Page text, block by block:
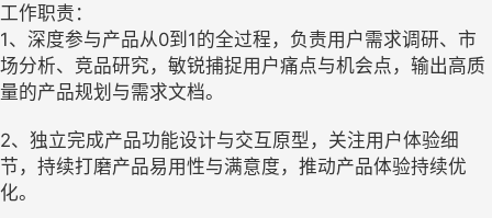
工作职责：
1、深度参与产品从0到1的全过程，负责用户需求调研、市
场分析、竞品研究，敏锐捕捉用户痛点与机会点，输出高质
量的产品规划与需求文档。
2、独立完成产品功能设计与交互原型，关注用户体验细
节，持续打磨产品易用性与满意度，推动产品体验持续优
化。